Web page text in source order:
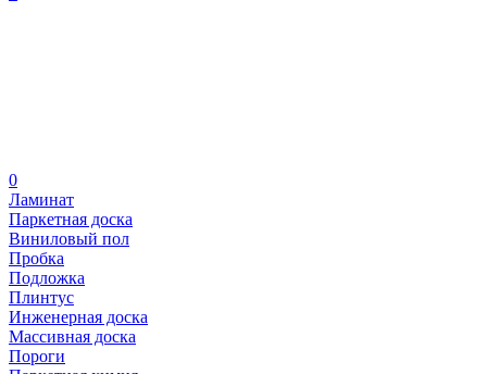
0
Ламинат
Паркетная доска
Виниловый пол
Пробка
Подложка
Плинтус
Инженерная доска
Массивная доска
Пороги